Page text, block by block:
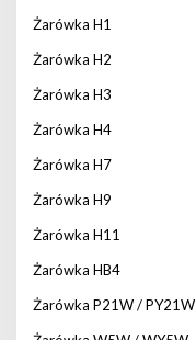
Żarówka H1
Żarówka H2
Żarówka H3
Żarówka H4
Żarówka H7
Żarówka H9
Żarówka H11
Żarówka HB4
Żarówka P21W / PY21W